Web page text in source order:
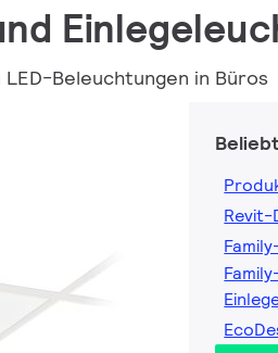
Beleuchtungen in Büros
Revit-